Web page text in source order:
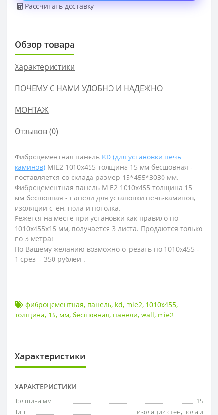
Рассчитать доставку
Обзор товара
Характеристики
ПОЧЕМУ С НАМИ УДОБНО И НАДЕЖНО
МОНТАЖ
Отзывов (0)
Фиброцементная панель KD (для установки печь-
каминов) MIE2 1010х455 толщина 15 мм бесшовная -
поставляется со склада размер 15*455*3030 мм.
Фиброцементная панель MIE2 1010х455 толщина 15
мм бесшовная - панели для установки печь-каминов,
изоляции стен, пола и потолка.
Режется на месте при установки как правило по
1010х455х15 мм, получается 3 листа. Продаются только
по 3 метра!
По Вашему желанию возможно отрезать по 1010х455 -
1 срез - 350 рублей .
фиброцементная, панель, kd, mie2, 1010х455,
толщина, 15, мм, бесшовная, панели, wall, mie2
Характеристики
ХАРАКТЕРИСТИКИ
Толщина мм
15
Тип
изоляции стен, пола и